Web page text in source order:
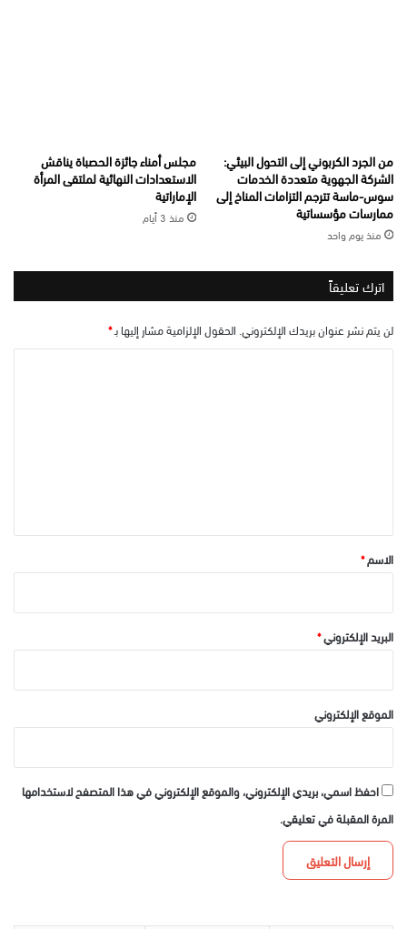
من الجرد الكربوني إلى التحول البيئي:
الشركة الجهوية متعددة الخدمات
سوس-ماسة تترجم التزامات المناخ إلى
ممارسات مؤسساتية
منذ يوم واحد
مجلس أمناء جائزة الحصباة يناقش
الاستعدادات النهائية لملتقى المرأة
الإماراتية
منذ 3 أيام
اترك تعليقاً
لن يتم نشر عنوان بريدك الإلكتروني. الحقول الإلزامية مشار إليها بـ*
*الاسم*
البريد الإلكتروني*
الموقع الإلكتروني
احفظ اسمي، بريدي الإلكتروني، والموقع الإلكتروني في هذا المتصفح لاستخدامها
المرة المقبلة في تعليقي.